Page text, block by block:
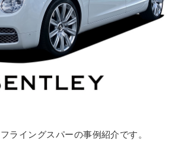
ライングスパーの事例紹介です。